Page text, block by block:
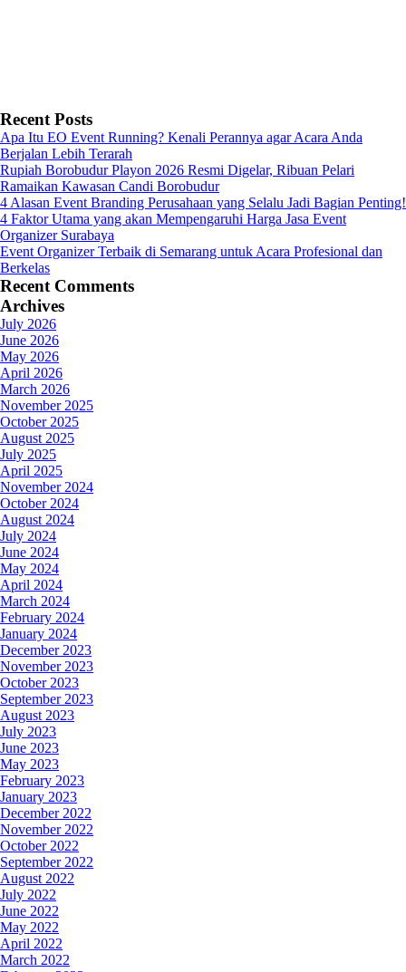
Recent Posts
Apa Itu EO Event Running? Kenali Perannya agar Acara Anda
Berjalan Lebih Terarah
Rupiah Borobudur Playon 2026 Resmi Digelar, Ribuan Pelari
Ramaikan Kawasan Candi Borobudur
4 Alasan Event Branding Perusahaan yang Selalu Jadi Bagian Penting!
4 Faktor Utama yang akan Mempengaruhi Harga Jasa Event
Organizer Surabaya
Event Organizer Terbaik di Semarang untuk Acara Profesional dan
Berkelas
Recent Comments
Archives
July 2026
June 2026
May 2026
April 2026
March 2026
November 2025
October 2025
August 2025
July 2025
April 2025
November 2024
October 2024
August 2024
July 2024
June 2024
May 2024
April 2024
March 2024
February 2024
January 2024
December 2023
November 2023
October 2023
September 2023
August 2023
July 2023
June 2023
May 2023
February 2023
January 2023
December 2022
November 2022
October 2022
September 2022
August 2022
July 2022
June 2022
May 2022
April 2022
March 2022